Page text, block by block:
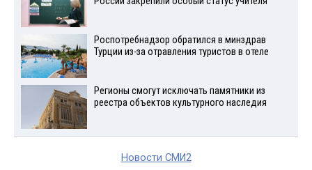
Роспотребнадзор обратился в минздрав
Турции из-за отравления туристов в отеле
Регионы смогут исключать памятники из
реестра объектов культурного наследия
Новости СМИ2